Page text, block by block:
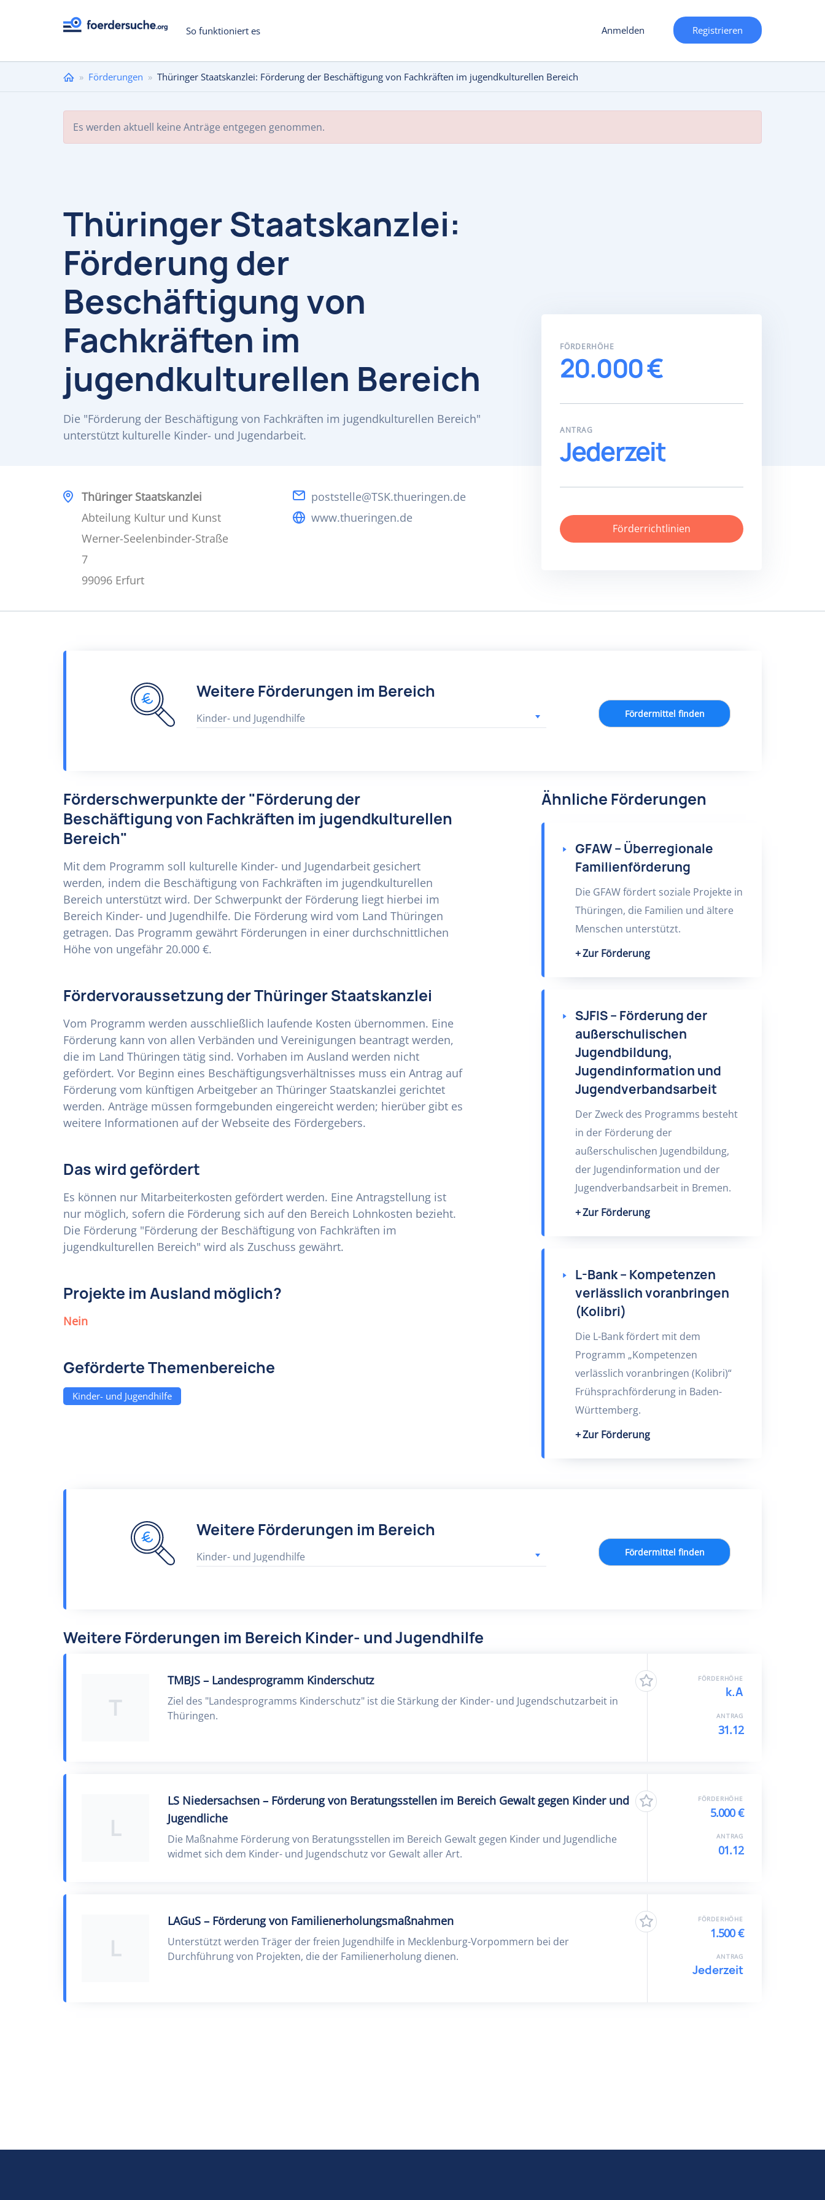
So funktioniert es Anmelden Registrieren
Sie
hier
» Förderungen » Thüringer Staatskanzlei: Förderung der Beschäftigung von Fachkräften im jugendkulturellen Bereich
Es werden aktuell keine Anträge entgegen genommen.
Thüringer Staatskanzlei:
Förderung der
Beschäftigung von
Fachkräften im
jugendkulturellen Bereich
Die "Förderung der Beschäftigung von Fachkräften im jugendkulturellen Bereich"
unterstützt kulturelle Kinder- und Jugendarbeit.
Thüringer Staatskanzlei
Abteilung Kultur und Kunst
Werner-Seelenbinder-Straße
7
99096 Erfurt
poststelle@TSK.thueringen.de
www.thueringen.de
FÖRDERHÖHE
20.000 €
ANTRAG
Jederzeit
Förderrichtlinien
Weitere Förderungen im Bereich
Kinder- und Jugendhilfe Fördermittel finden
Förderschwerpunkte der "Förderung der
Beschäftigung von Fachkräften im jugendkulturellen
Bereich"
Mit dem Programm soll kulturelle Kinder- und Jugendarbeit gesichert
werden, indem die Beschäftigung von Fachkräften im jugendkulturellen
Bereich unterstützt wird. Der Schwerpunkt der Förderung liegt hierbei im
Bereich Kinder- und Jugendhilfe. Die Förderung wird vom Land Thüringen
getragen. Das Programm gewährt Förderungen in einer durchschnittlichen
Höhe von ungefähr 20.000 €.
Fördervoraussetzung der Thüringer Staatskanzlei
Vom Programm werden ausschließlich laufende Kosten übernommen. Eine
Förderung kann von allen Verbänden und Vereinigungen beantragt werden,
die im Land Thüringen tätig sind. Vorhaben im Ausland werden nicht
gefördert. Vor Beginn eines Beschäftigungsverhältnisses muss ein Antrag auf
Förderung vom künftigen Arbeitgeber an Thüringer Staatskanzlei gerichtet
werden. Anträge müssen formgebunden eingereicht werden; hierüber gibt es
weitere Informationen auf der Webseite des Fördergebers.
Das wird gefördert
Es können nur Mitarbeiterkosten gefördert werden. Eine Antragstellung ist
nur möglich, sofern die Förderung sich auf den Bereich Lohnkosten bezieht.
Die Förderung "Förderung der Beschäftigung von Fachkräften im
jugendkulturellen Bereich" wird als Zuschuss gewährt.
Projekte im Ausland möglich?
Nein
Geförderte Themenbereiche
Kinder- und Jugendhilfe
Ähnliche Förderungen
GFAW – Überregionale
Familienförderung
Die GFAW fördert soziale Projekte in
Thüringen, die Familien und ältere
Menschen unterstützt.
Zur Förderung
SJFIS – Förderung der
außerschulischen
Jugendbildung,
Jugendinformation und
Jugendverbandsarbeit
Der Zweck des Programms besteht
in der Förderung der
außerschulischen Jugendbildung,
der Jugendinformation und der
Jugendverbandsarbeit in Bremen.
Zur Förderung
L-Bank – Kompetenzen
verlässlich voranbringen
(Kolibri)
Die L-Bank fördert mit dem
Programm „Kompetenzen
verlässlich voranbringen (Kolibri)“
Frühsprachförderung in Baden-
Württemberg.
Zur Förderung
Weitere Förderungen im Bereich
Kinder- und Jugendhilfe Fördermittel finden
Weitere Förderungen im Bereich Kinder- und Jugendhilfe
T
TMBJS – Landesprogramm Kinderschutz
Ziel des "Landesprogramms Kinderschutz" ist die Stärkung der Kinder- und Jugendschutzarbeit in
Thüringen.
FÖRDERHÖHE
k.A
ANTRAG
31.12
L
LS Niedersachsen – Förderung von Beratungsstellen im Bereich Gewalt gegen Kinder und
Jugendliche
Die Maßnahme Förderung von Beratungsstellen im Bereich Gewalt gegen Kinder und Jugendliche
widmet sich dem Kinder- und Jugendschutz vor Gewalt aller Art.
FÖRDERHÖHE
5.000 €
ANTRAG
01.12
L
LAGuS – Förderung von Familienerholungsmaßnahmen
Unterstützt werden Träger der freien Jugendhilfe in Mecklenburg-Vorpommern bei der
Durchführung von Projekten, die der Familienerholung dienen.
FÖRDERHÖHE
1.500 €
ANTRAG
Jederzeit